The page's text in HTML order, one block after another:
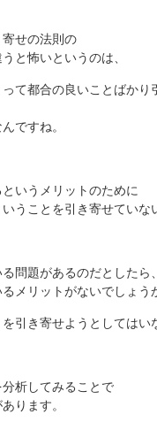
せの法則の
と怖いというのは、
て都合の良いことばかり
ですね。
いうメリットのために
うことを引き寄せていな
問題があるのだとしたら、
メリットがないでしょう
引き寄せようとしてはい
析してみることで
ります。